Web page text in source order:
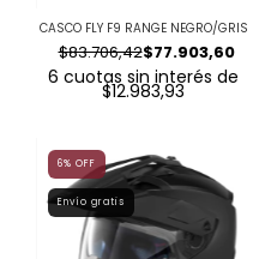
CASCO FLY F9 RANGE NEGRO/GRIS
$77.903,60
$83.706,42
6 cuotas sin interés de
$12.983,93
6% OFF
Envío gratis